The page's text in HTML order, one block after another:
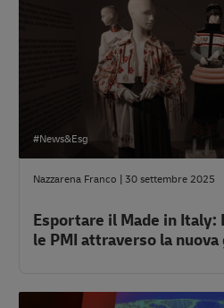
Esportare il Made in Italy:
le PMI attraverso la
#News&Esg
Nazzarena Franco | 30 settembre 2025